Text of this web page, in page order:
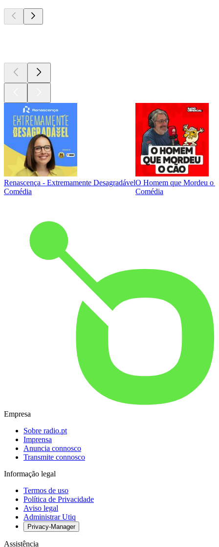
Renascença - Extremamente Desagradável
Comédia
O Homem que Mordeu o
Comédia
Empresa
Sobre radio.pt
Imprensa
Anuncia connosco
Transmite connosco
Informação legal
Termos de uso
Política de Privacidade
Aviso legal
Administrar Utiq
Privacy-Manager
Assistência